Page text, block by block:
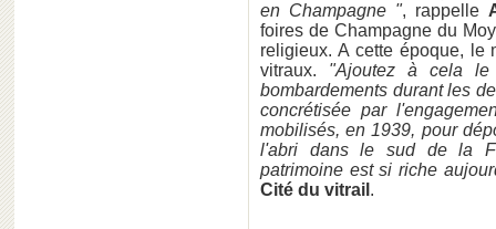
en Champagne ", rappelle
foires de Champagne du
religieux. A cette époque, le
vitraux. "Ajoutez à cela
bombardements durant les
concrétisée par
mobilisés, en 1939, pour
l'abri dans le sud de la
patrimoine est si riche
Cité du vitrail .